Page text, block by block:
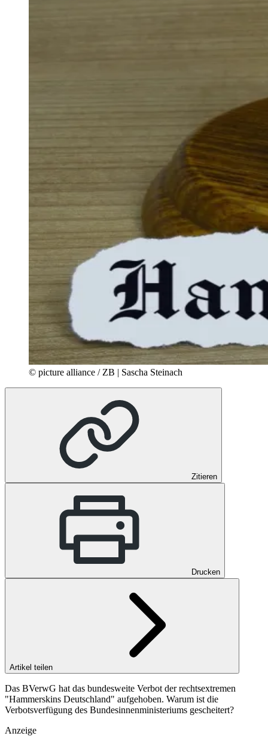
© picture alliance / ZB | Sascha Steinach
Zitieren
Drucken
Artikel teilen
Das BVerwG hat das bundesweite Verbot der rechtsextremen
"Hammerskins Deutschland" aufgehoben. Warum ist die
Verbotsverfügung des Bundesinnenministeriums gescheitert?
Anzeige